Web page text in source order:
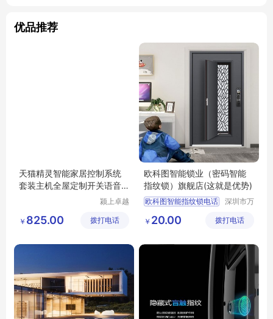
优品推荐
天猫精灵智能家居控制系统
套装主机全屋定制开关语音
颍上卓越
有限公司
￥ 825.00 拨打电话
欧科图智能锁业（密码智能
指纹锁）旗舰店(这就是优势)
欧科图智能指纹锁电话
欧科图智能智能锁厂家
欧科图智能智能锁官网维修
深圳市万
务有限公
￥ 20.00 拨打电话